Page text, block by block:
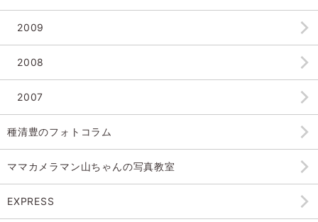
2009
2008
2007
種清豊のフォトコラム
ママカメラマン山ちゃんの写真教室
EXPRESS